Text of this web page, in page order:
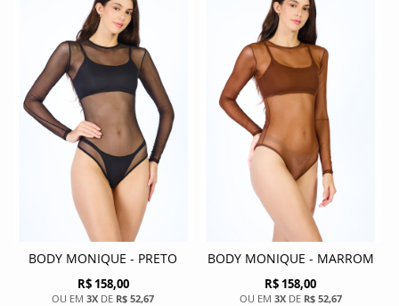
BODY MONIQUE - PRETO
R$ 158,00
3X DE R$ 52,67
BODY MONIQUE - MARROM
R$ 158,00
3XDE R$ 52,67